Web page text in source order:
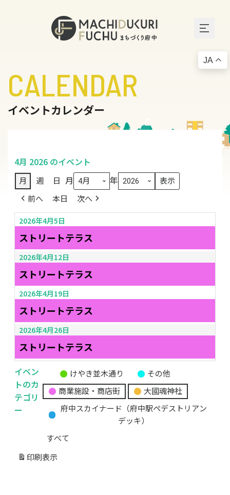
CALENDAR
イベントカレンダー
4月 2026 のイベント
月 週 日 月 年
前へ 本日 次へ
2026年4月5日
ストリートテラス
2026年4月12日
ストリートテラス
2026年4月19日
ストリートテラス
2026年4月26日
ストリートテラス
イベン
トのカ
テゴリ
ー
題
カ
ゴ
リ
けやき並木通り
その他
商業施設・商店街
大國魂神社
府中スカイナード（府中駅ペデストリアン
デッキ）
すべて
印刷 表示
JA